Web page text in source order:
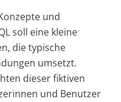
und
soll eine kleine
die typische
umsetzt.
dieser fiktiven
und Benutzer